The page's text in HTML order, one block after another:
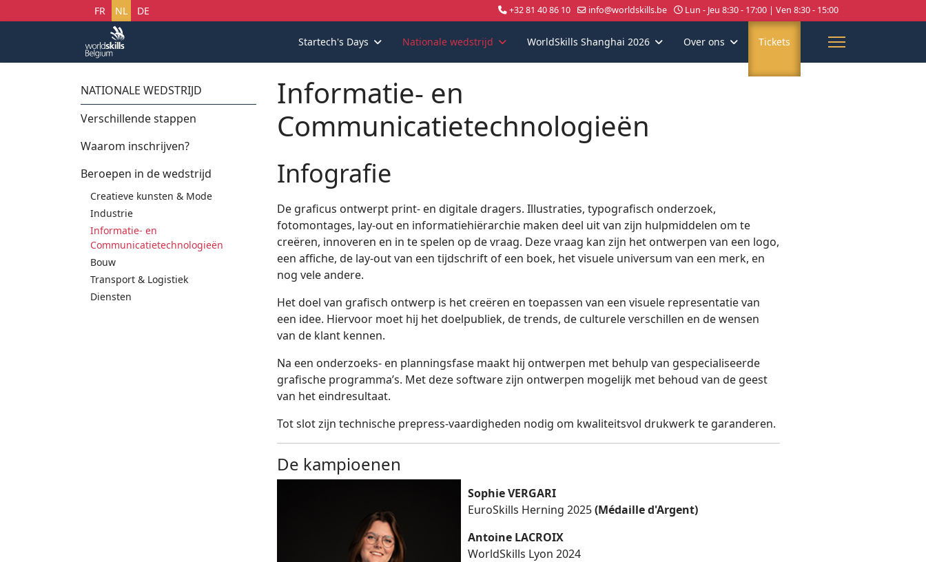
Selecteer uw taal
FR NL DE +32 81 40 86 10 info@worldskills.be Lun - Jeu 8:30 - 17:00 | Ven 8:30 - 15:00
Startech's Days Nationale wedstrijd WorldSkills Shanghai 2026 Over ons Tickets
NATIONALE WEDSTRIJD
Verschillende stappen
Waarom inschrijven?
Beroepen in de wedstrijd
Creatieve kunsten & Mode
Industrie
Informatie- en
Communicatietechnologieën
Bouw
Transport & Logistiek
Diensten
Informatie- en
Communicatietechnologieën
Infografie
De graficus ontwerpt print- en digitale dragers. Illustraties, typografisch onderzoek,
fotomontages, lay-out en informatiehiërarchie maken deel uit van zijn hulpmiddelen om te
creëren, innoveren en in te spelen op de vraag. Deze vraag kan zijn het ontwerpen van een logo,
een affiche, de lay-out van een tijdschrift of een boek, het visuele universum van een merk, en
nog vele andere.
Het doel van grafisch ontwerp is het creëren en toepassen van een visuele representatie van
een idee. Hiervoor moet hij het doelpubliek, de trends, de culturele verschillen en de wensen
van de klant kennen.
Na een onderzoeks- en planningsfase maakt hij ontwerpen met behulp van gespecialiseerde
grafische programma’s. Met deze software zijn ontwerpen mogelijk met behoud van de geest
van het eindresultaat.
Tot slot zijn technische prepress-vaardigheden nodig om kwaliteitsvol drukwerk te garanderen.
De kampioenen
Sophie VERGARI
EuroSkills Herning 2025(Médaille d'Argent)
Antoine LACROIX
WorldSkills Lyon 2024